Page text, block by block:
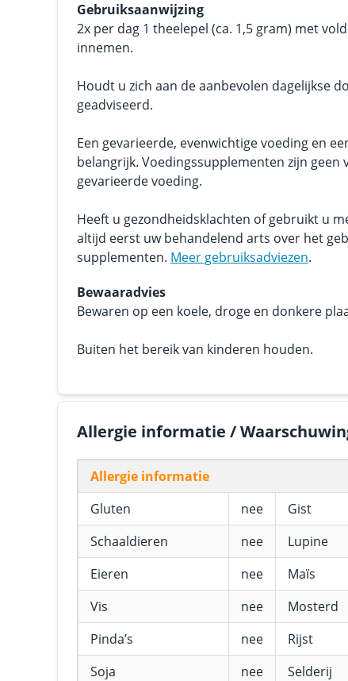
Gebruiksaanwijzing
2x per dag 1 theelepel (ca. 1,5 gram) met
innemen.
Houdt u zich aan de aanbevolen dagelijkse
geadviseerd.
Een gevarieerde, evenwichtige voeding en
belangrijk. Voedingssupplementen zijn geen
gevarieerde voeding.
Heeft u gezondheidsklachten of gebruikt u
altijd eerst uw behandelend arts over het
supplementen. Meer gebruiksadviezen.
Bewaaradvies
Bewaren op een koele, droge en donkere
Buiten het bereik van kinderen houden.
Allergie informatie /
Allergie informatie
Gluten
nee Gist
Schaaldieren
nee Lupine
Eieren
nee Maïs
Vis
nee Mosterd
Pinda’s
nee Rijst
Soja
nee Selderij